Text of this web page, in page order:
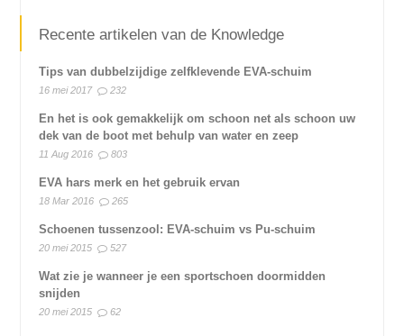
Recente artikelen van de Knowledge
Tips van dubbelzijdige zelfklevende EVA-schuim
16 mei 2017 232
En het is ook gemakkelijk om schoon net als schoon uw
dek van de boot met behulp van water en zeep
11 Aug 2016 803
EVA hars merk en het gebruik ervan
18 Mar 2016 265
Schoenen tussenzool: EVA-schuim vs Pu-schuim
20 mei 2015 527
Wat zie je wanneer je een sportschoen doormidden
snijden
20 mei 2015 62